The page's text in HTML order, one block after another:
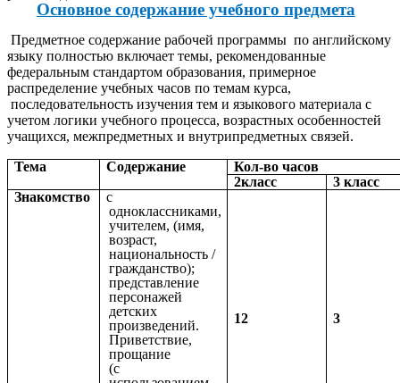
Основное содержание учебного предмета
Предметное содержание рабочей программы по английскому
языку полностью включает темы, рекомендованные
федеральным стандартом образования, примерное
распределение учебных часов по темам курса,
последовательность изучения тем и языкового материала с
учетом логики учебного процесса, возрастных особенностей
учащихся, межпредметных и внутрипредметных связей.
Тема
Содержание
Кол-во часов
2класс
3 класс
Знакомство
с
одноклассниками,
учителем, (имя,
возраст,
национальность /
гражданство);
представление
персонажей
детских
произведений.
Приветствие,
прощание
(с
12 3